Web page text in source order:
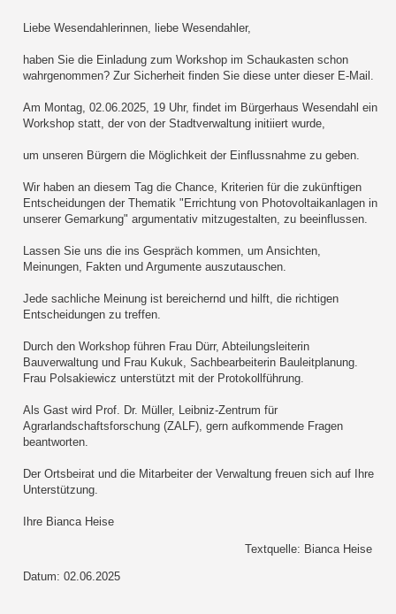
Liebe Wesendahlerinnen, liebe Wesendahler,
haben Sie die Einladung zum Workshop im Schaukasten schon
wahrgenommen? Zur Sicherheit finden Sie diese unter dieser E-Mail.
Am Montag, 02.06.2025, 19 Uhr, findet im Bürgerhaus Wesendahl ein
Workshop statt, der von der Stadtverwaltung initiiert wurde,
um unseren Bürgern die Möglichkeit der Einflussnahme zu geben.
Wir haben an diesem Tag die Chance, Kriterien für die zukünftigen
Entscheidungen der Thematik "Errichtung von Photovoltaikanlagen in
unserer Gemarkung" argumentativ mitzugestalten, zu beeinflussen.
Lassen Sie uns die ins Gespräch kommen, um Ansichten,
Meinungen, Fakten und Argumente auszutauschen.
Jede sachliche Meinung ist bereichernd und hilft, die richtigen
Entscheidungen zu treffen.
Durch den Workshop führen Frau Dürr, Abteilungsleiterin
Bauverwaltung und Frau Kukuk, Sachbearbeiterin Bauleitplanung.
Frau Polsakiewicz unterstützt mit der Protokollführung.
Als Gast wird Prof. Dr. Müller, Leibniz-Zentrum für
Agrarlandschaftsforschung (ZALF), gern aufkommende Fragen
beantworten.
Der Ortsbeirat und die Mitarbeiter der Verwaltung freuen sich auf Ihre
Unterstützung.
Ihre Bianca Heise
Textquelle: Bianca Heise
Datum: 02.06.2025